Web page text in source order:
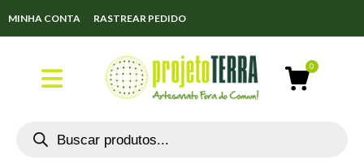
MINHA CONTA RASTREAR PEDIDO